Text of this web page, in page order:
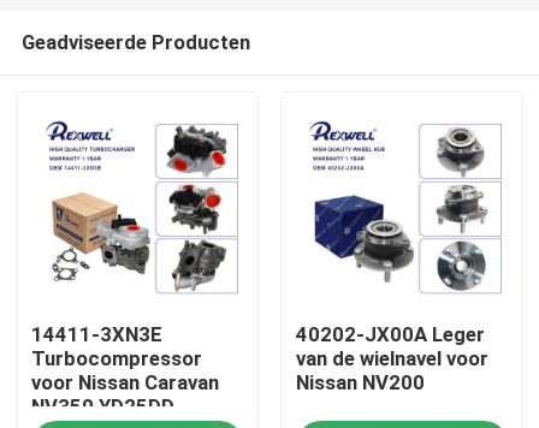
Geadviseerde Producten
14411-3XN3E
Turbocompressor
voor Nissan Caravan
NV350 YD25DD
40202-JX00A Leger
van de wielnavel voor
Nissan NV200